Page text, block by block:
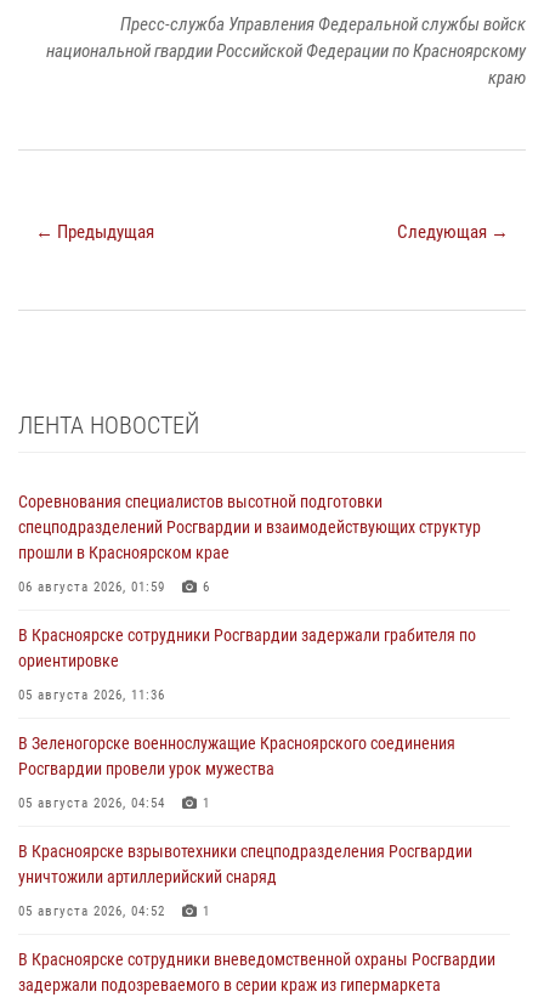
Пресс-служба Управления Федеральной службы войск
национальной гвардии Российской Федерации по Красноярскому
краю
← Предыдущая Следующая →
ЛЕНТА НОВОСТЕЙ
Соревнования специалистов высотной подготовки
спецподразделений Росгвардии и взаимодействующих структур
прошли в Красноярском крае
06 августа 2026, 01:59 6
В Красноярске сотрудники Росгвардии задержали грабителя по
ориентировке
05 августа 2026, 11:36
В Зеленогорске военнослужащие Красноярского соединения
Росгвардии провели урок мужества
05 августа 2026, 04:54 1
В Красноярске взрывотехники спецподразделения Росгвардии
уничтожили артиллерийский снаряд
05 августа 2026, 04:52 1
В Красноярске сотрудники вневедомственной охраны Росгвардии
задержали подозреваемого в серии краж из гипермаркета